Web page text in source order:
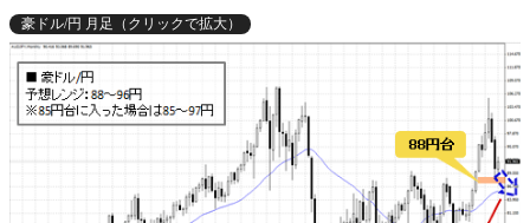
豪ドル/円 月足（クリックで拡大）